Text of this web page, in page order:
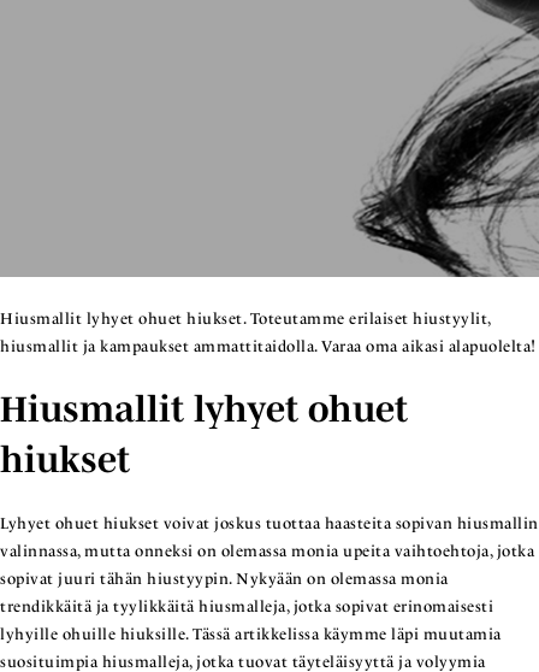
Hiusmallit lyhyet ohuet hiukset. Toteutamme erilaiset hiustyylit,
hiusmallit ja kampaukset ammattitaidolla. Varaa oma aikasi alapuolelta!
Hiusmallit lyhyet ohuet
hiukset
Lyhyet ohuet hiukset voivat joskus tuottaa haasteita sopivan hiusmallin
valinnassa, mutta onneksi on olemassa monia upeita vaihtoehtoja, jotka
sopivat juuri tähän hiustyypin. Nykyään on olemassa monia
trendikkäitä ja tyylikkäitä hiusmalleja, jotka sopivat erinomaisesti
lyhyille ohuille hiuksille. Tässä artikkelissa käymme läpi muutamia
suosituimpia hiusmalleja, jotka tuovat täyteläisyyttä ja volyymia